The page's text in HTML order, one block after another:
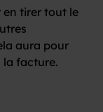
en tirer tout le
aura pour
la facture.